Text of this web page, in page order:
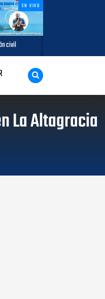
EN VIVO
AGOSTO 05, 2026
La Altagracia